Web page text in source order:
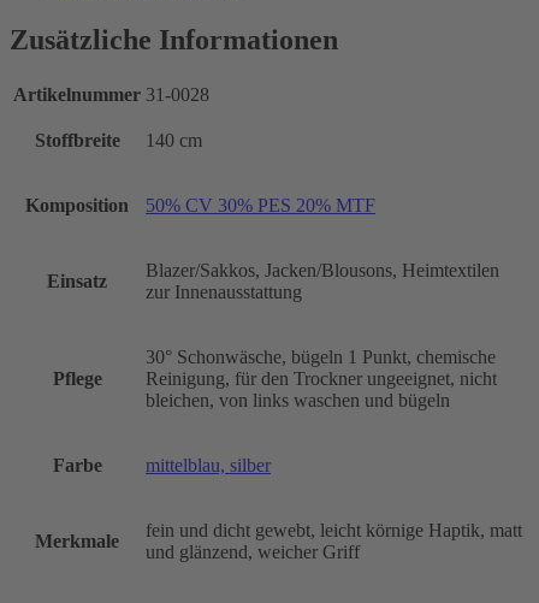
Zusätzliche Informationen
Artikelnummer 31-0028
Stoffbreite 140 cm
Komposition 50% CV 30% PES 20% MTF
Einsatz
Blazer/Sakkos, Jacken/Blousons, Heimtextilen
zur Innenausstattung
Pflege
30° Schonwäsche, bügeln 1 Punkt, chemische
Reinigung, für den Trockner ungeeignet, nicht
bleichen, von links waschen und bügeln
Farbe mittelblau, silber
Merkmale
fein und dicht gewebt, leicht körnige Haptik, matt
und glänzend, weicher Griff